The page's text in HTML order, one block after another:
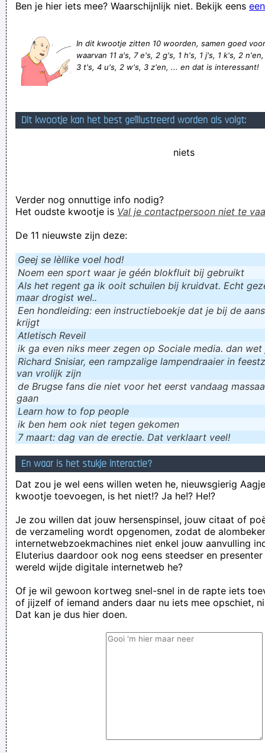
Ja, en om de vier dagen wordt er dan nagegaan of iemands
Breaking: Lionel Messi laat scheten!
JP zei just dèt de vrullie wc's allomaol weer tegooi
Wij wensen u veel plezier met het ontvangen van dit bericht.
Ben je hier iets mee? Waarschijnlijk niet. Bekijk eens
In dit kwootje zitten 10 woorden, samen goed
waarvan 11 a's, 7 e's, 2 g's, 1 h's, 1 j's, 1 k's, 2
3 t's, 4 u's, 2 w's, 3 z'en, ... en dat is interessant!
Dit kwootje kan het best geïllustreerd worden als volgt:
niets
Verder nog onnuttige info nodig?
Het oudste kwootje is Val je contactpersoon niet te
De 11 nieuwste zijn deze:
Geej se lèllike voel hod!
Noem een sport waar je géén blokfluit bij gebruikt
Als het regent ga ik ooit schuilen bij kruidvat. Echt
maar drogist wel..
Een hondleiding: een instructieboekje dat je bij de
krijgt
Atletisch Reveil
ik ga even niks meer zegen op Sociale media. dan
Richard Snisiar, een rampzalige lampendraaier in
van vrolijk zijn
de Brugse fans die niet voor het eerst vandaag
gaan
Learn how to fop people
ik ɓen hem ook niet tegen gekomen
7 maart: dag van de erectie. Dat verklaart veel!
En waar is het stukje interactie?
Dat zou je wel eens willen weten he, nieuwsgierig
kwootje toevoegen, is het niet!? Ja he!? He!?
Je zou willen dat jouw hersenspinsel, jouw citaat of
de verzameling wordt opgenomen, zodat de
internetwebzoekmachines niet enkel jouw aanvulling
Eluterius daardoor ook nog eens steedser en
wereld wijde digitale internetweb he?
Of je wil gewoon kortweg snel-snel in de rapte iets
of jijzelf of iemand anders daar nu iets mee opschiet,
Dat kan je dus hier doen.